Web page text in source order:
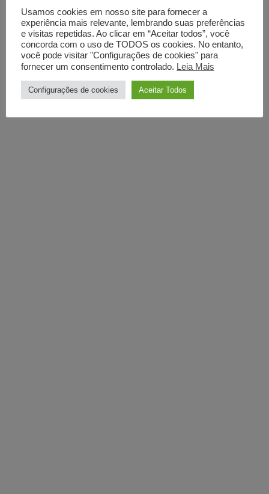
Usamos cookies em nosso site para fornecer a
experiência mais relevante, lembrando suas preferências
e visitas repetidas. Ao clicar em “Aceitar todos”, você
concorda com o uso de TODOS os cookies. No entanto,
você pode visitar "Configurações de cookies" para
fornecer um consentimento controlado. Leia Mais
Configurações de cookies Aceitar Todos